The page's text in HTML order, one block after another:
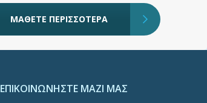
ΜΑΘΕΤΕ ΠΕΡΙΣΣΟΤΕΡΑ
ΕΠΙΚΟΙΝΩΝΗΣΤΕ ΜΑΖΙ ΜΑΣ